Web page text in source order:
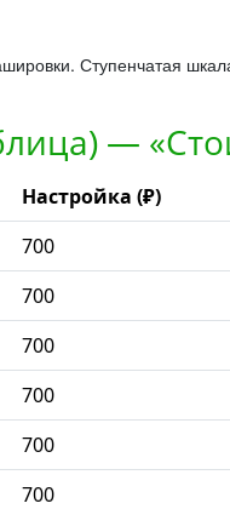
Ступенчатая
—
Настройка (₽)
700
700
700
700
700
700